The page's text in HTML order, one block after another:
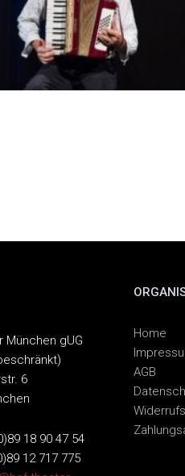
München gUG
6
18 90 47 54
12 717 775
Home
AGB